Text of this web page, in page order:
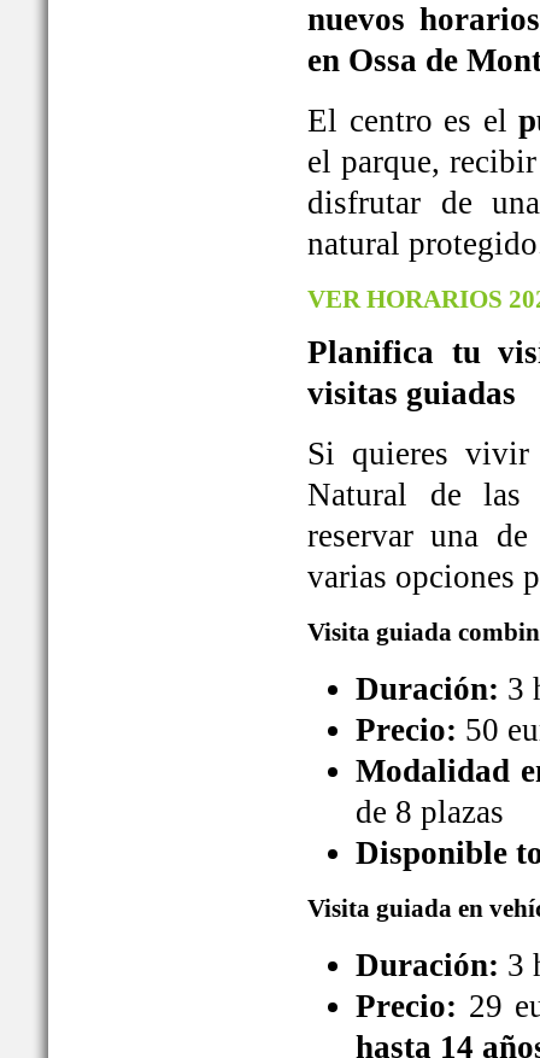
nuevos
en Ossa de
El centro es el
el parque,
disfrutar de
natural
VER HORARIOS
Planifica tu
visitas guiadas
Si quieres
Natural de las
reservar una
varias opciones
Visita guiada
Duración: 3
Precio: 50
Modalidad
de 8 plazas
Disponible
Visita guiada en
Duración: 3
Precio: 29
hasta 14